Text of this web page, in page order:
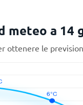
meteo a 14
ottenere le